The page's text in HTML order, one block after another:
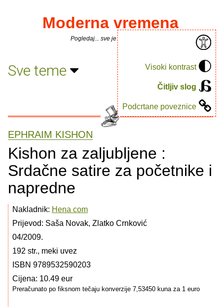
Visoki kontrast
Čitljiv slog
Podcrtane poveznice
Moderna vremena
Pogledaj... sve je puno knjiga.
Sve teme
EPHRAIM KISHON
Kishon za zaljubljene :
Srdačne satire za početnike i
napredne
Nakladnik: Hena com
Prijevod: Saša Novak, Zlatko Crnković
04/2009.
192 str., meki uvez
ISBN 9789532590203
Cijena: 10.49 eur
Preračunato po fiksnom tečaju konverzije 7,53450 kuna za 1 euro